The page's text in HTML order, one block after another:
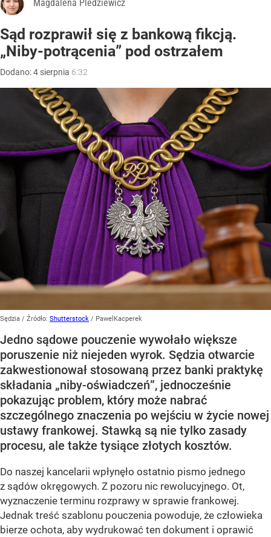
Magdalena Pledziewicz
Sąd rozprawił się z bankową fikcją.
„Niby-potrącenia” pod ostrzałem
Dodano:4 sierpnia 6:32
Sędzia / Źródło: Shutterstock / PawelKacperek
Jedno sądowe pouczenie wywołało większe
poruszenie niż niejeden wyrok. Sędzia otwarcie
zakwestionował stosowaną przez banki praktykę
składania „niby-oświadczeń”, jednocześnie
pokazując problem, który może nabrać
szczególnego znaczenia po wejściu w życie nowej
ustawy frankowej. Stawką są nie tylko zasady
procesu, ale także tysiące złotych kosztów.
Do naszej kancelarii wpłynęło ostatnio pismo jednego
z sądów okręgowych. Z pozoru nic rewolucyjnego. Ot,
wyznaczenie terminu rozprawy w sprawie frankowej.
Jednak treść szablonu pouczenia powoduje, że człowieka
bierze ochota, aby wydrukować ten dokument i oprawić